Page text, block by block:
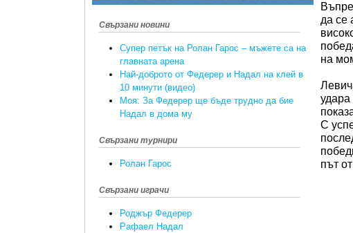
Свързани новини
Супер петък на Ролан Гарос – мъжете са на
главната арена
Най-доброто от Федерер и Надал на клей в
10 минути (видео)
Моя: За Федерер ще бъде трудно да бие
Надал в дома му
Свързани турнири
Ролан Гарос
Свързани играчи
Роджър Федерер
Рафаел Надал
да се
на
С
път